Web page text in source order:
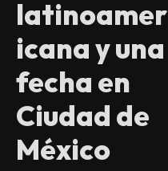
latinoamer
icana y una
fecha en
Ciudad de
México